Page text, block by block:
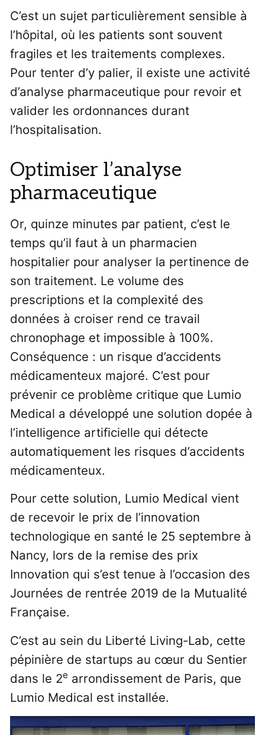
C’est un sujet particulièrement sensible à
l’hôpital, où les patients sont souvent
fragiles et les traitements complexes.
Pour tenter d’y palier, il existe une activité
d’analyse pharmaceutique pour revoir et
valider les ordonnances durant
l’hospitalisation.
Optimiser l’analyse
pharmaceutique
Or, quinze minutes par patient, c’est le
temps qu’il faut à un pharmacien
hospitalier pour analyser la pertinence de
son traitement. Le volume des
prescriptions et la complexité des
données à croiser rend ce travail
chronophage et impossible à 100%.
Conséquence : un risque d’accidents
médicamenteux majoré. C’est pour
prévenir ce problème critique que Lumio
Medical a développé une solution dopée à
l’intelligence artificielle qui détecte
automatiquement les risques d’accidents
médicamenteux.
Pour cette solution, Lumio Medical vient
de recevoir le prix de l’innovation
technologique en santé le 25 septembre à
Nancy, lors de la remise des prix
Innovation qui s’est tenue à l’occasion des
Journées de rentrée 2019 de la Mutualité
Française.
C’est au sein du Liberté Living-Lab, cette
pépinière de startups au cœur du Sentier
dans le 2e arrondissement de Paris, que
Lumio Medical est installée.